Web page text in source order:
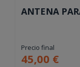
ANTENA
Precio final
45,00 €